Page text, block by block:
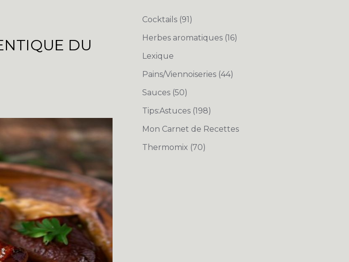
DU
Cocktails (91)
Herbes aromatiques (16)
Lexique
Pains/Viennoiseries (44)
Sauces (50)
Tips:Astuces (198)
Mon Carnet de Recettes
Thermomix (70)